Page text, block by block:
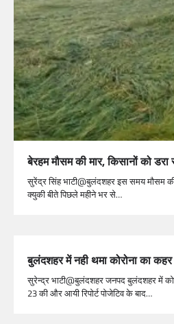
बेरहम मौसम की मार, किसानों को डरा
सुरेंद्र सिंह भाटी@बुलंदशहर इस समय मौसम
क्युकी बीते पिछले महीने भर से…
बुलंदशहर में नही थमा कोरोना का कहर
सुरेन्द्र भाटी@बुलंदशहर जनपद बुलंदशहर में
23 की और आयी रिपोर्ट पोजेटिव के बाद…